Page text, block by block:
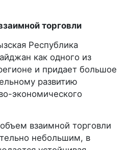
торговли
Республика
как одного из
и придает большое
развитию
экономического
взаимной торговли
небольшим, в